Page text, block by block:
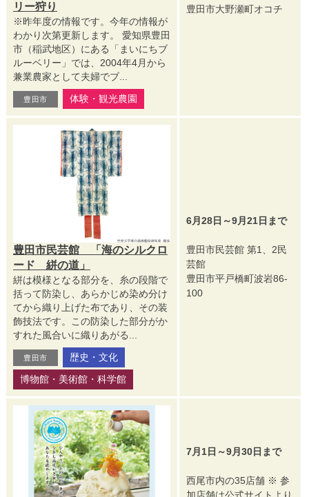
リー狩り
※昨年度の情報です。今年の情報が
わかり次第更新します。 愛知県豊田
市（稲武地区）にある「まいにちブ
ルーベリー」では、2004年4月から
兼業農家として夫婦でブ...
豊田市 体験・観光農園
豊田市大野瀬町オコチ
豊田市民芸館 「海のシルクロ
ード 絣の道」
絣は模様となる部分を、糸の段階で
括って防染し、あらかじめ染め分け
てから織り上げた布であり、その装
飾技法です。この防染した部分がか
すれた風合いに織りあがる...
豊田市
歴史・文化
博物館・美術館・科学館
6月28日～9月21日まで
豊田市民芸館 第1、2民
芸館
豊田市平戸橋町波岩86-
100
7月1日～9月30日まで
西尾市内の35店舗 ※ 参